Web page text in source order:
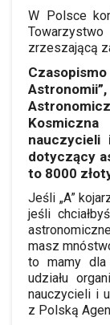
W Polsce
zrzeszającą
dotyczący
to 8000
Jeśli „A”
jeśli
masz
to mamy
udziału
nauczycieli i
z Polską